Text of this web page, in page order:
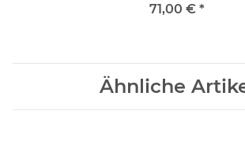
rechts
71,00 € *
Ähnliche